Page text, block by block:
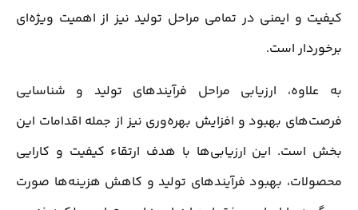
کیفیت و ایمنی در تمامی مراحل تولید نیز از اهمیت ویژه‌ای
برخوردار است.
به علاوه، ارزیابی مراحل فرآیندهای تولید و شناسایی
فرصت‌های بهبود و افزایش بهره‌وری نیز از جمله اقدامات این
بخش است. این ارزیابی‌ها با هدف ارتقاء کیفیت و کارایی
محصولات، بهبود فرآیندهای تولید و کاهش هزینه‌ها صورت